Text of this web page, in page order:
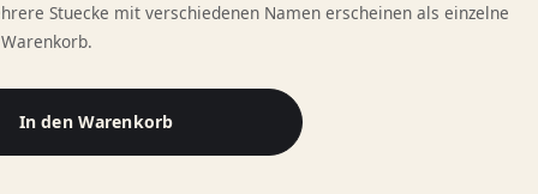
Stuecke mit verschiedenen Namen erscheinen als einzelne
In den Warenkorb